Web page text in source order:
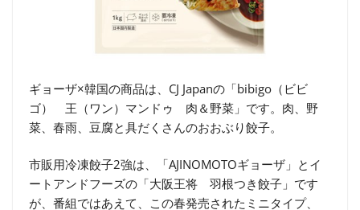
ギョーザ×韓国の商品は、CJ Japanの「bibigo（ビビ
ゴ） 王（ワン）マンドゥ 肉＆野菜」です。肉、野
菜、春雨、豆腐と具だくさんのおおぶり餃子。
市販用冷凍餃子2強は、「AJINOMOTOギョーザ」とイ
ートアンドフーズの「大阪王将 羽根つき餃子」です
が、番組ではあえて、この春発売されたミニタイプ、